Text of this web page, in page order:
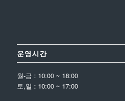
운영시간
월-금 : 10:00 ~ 18:00
토,일 : 10:00 ~ 17:00